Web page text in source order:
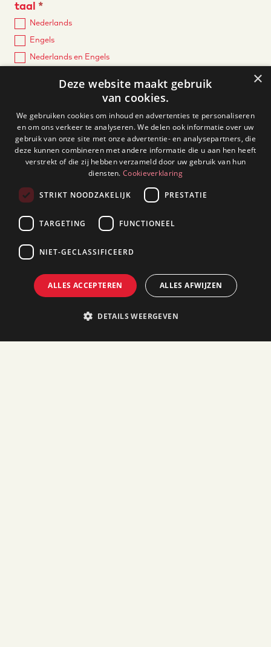
taal *
Nederlands
Engels
Nederlands en Engels
Ik geef toestemming om mijn gegevens te gebruiken zoals
uitgelegd in de privacyverklaring.*
Ja, ik ontvang graag updates en nieuws van Stichting
Maastricht Maakt per e-mail.
×
Deze website maakt gebruik
van cookies.
We gebruiken cookies om inhoud en advertenties te personaliseren
en om ons verkeer te analyseren. We delen ook informatie over uw
gebruik van onze site met onze advertentie- en analysepartners, die
deze kunnen combineren met andere informatie die u aan hen heeft
verstrekt of die zij hebben verzameld door uw gebruik van hun
diensten.Cookieverklaring
STRIKT NOODZAKELIJK PRESTATIE
TARGETING FUNCTIONEEL
NIET-GECLASSIFICEERD
ALLES ACCEPTEREN ALLES AFWIJZEN
DETAILS WEERGEVEN